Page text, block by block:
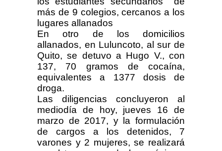
más de 9 colegios, cercanos a los
lugares allanados
En otro de los domicilios
allanados, en Luluncoto, al sur de
Quito, se detuvo a Hugo V., con
137, 70 gramos de cocaína,
equivalentes a 1377 dosis de
droga.
Las diligencias concluyeron al
mediodía de hoy, jueves 16 de
marzo de 2017, y la formulación
de cargos a los detenidos, 7
varones y 2 mujeres, se realizará